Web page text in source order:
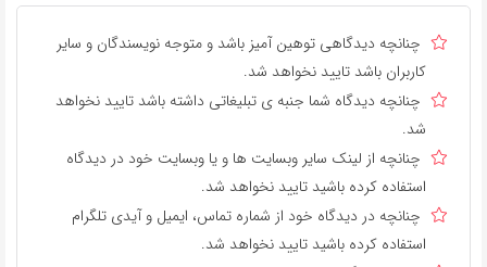
چنانچه دیدگاهی توهین آمیز باشد و متوجه نویسندگان و سایر
کاربران باشد تایید نخواهد شد.
چنانچه دیدگاه شما جنبه ی تبلیغاتی داشته باشد تایید نخواهد
شد.
چنانچه از لینک سایر وبسایت ها و یا وبسایت خود در دیدگاه
استفاده کرده باشید تایید نخواهد شد.
چنانچه در دیدگاه خود از شماره تماس، ایمیل و آیدی تلگرام
استفاده کرده باشید تایید نخواهد شد.